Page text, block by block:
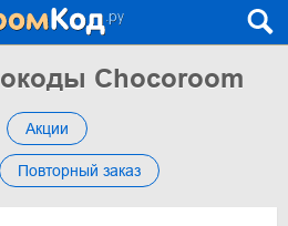
Chocoroom
Акции
Повторный заказ